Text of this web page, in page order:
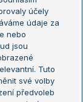
účely
údaje za
nebo
jsou
Tuto
své volby
předvoleb